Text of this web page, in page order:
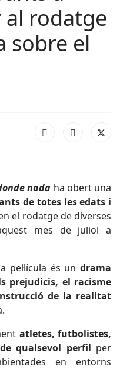
al rodatge
sobre el
nada ha obert una
de totes les edats i
el rodatge de diverses
mes de juliol a
pel·lícula és un drama
prejudicis, el racisme
de la realitat
atletes, futbolistes,
qualsevol perfil per
en entorns